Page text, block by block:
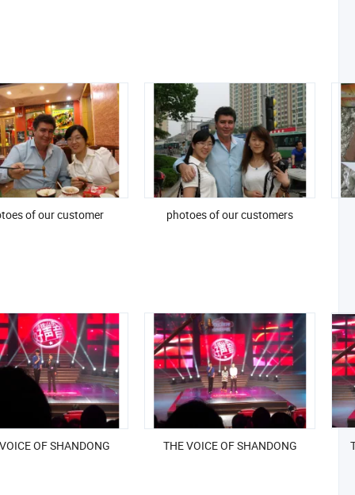
of our customer photoes of our customers
OF SHANDONG THE VOICE OF SHANDONG